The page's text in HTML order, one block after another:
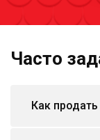
Часто
Как продать